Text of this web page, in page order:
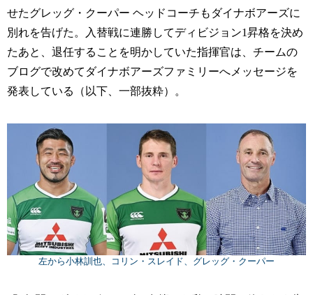
せたグレッグ・クーパー ヘッドコーチもダイナボアーズに
別れを告げた。入替戦に連勝してディビジョン1昇格を決め
たあと、退任することを明かしていた指揮官は、チームの
ブログで改めてダイナボアーズファミリーへメッセージを
発表している（以下、一部抜粋）。
左から小林訓也、コリン・スレイド、グレッグ・クーパー